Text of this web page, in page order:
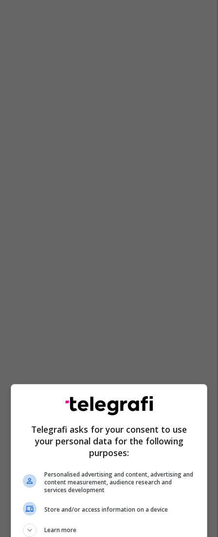
Telegrafi asks for your consent to use
your personal data for the following
purposes:
Personalised advertising and content, advertising and
content measurement, audience research and
services development
Store and/or access information on a device
Learn more